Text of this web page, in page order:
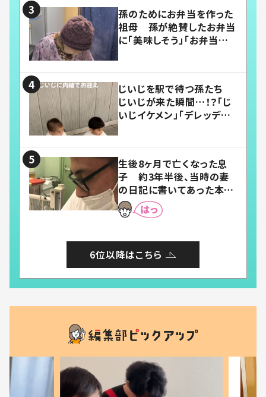
孫のためにお弁当を作った
祖母 孫が絶賛したお弁当
に「美味しそう」「お弁当すご
じいじを駅で待つ孫たち
じいじが来た瞬間…！？「じ
いじイケメン」「デレッデレ」
生後8ヶ月で亡くなった息
子 約3年半後、当時の妻
の日記に書いてあった本音
とは
6位以降はこちら